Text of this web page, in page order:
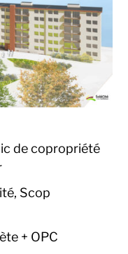
de copropriété
Scop
+ OPC